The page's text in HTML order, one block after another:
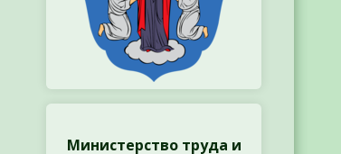
Министерство труда и